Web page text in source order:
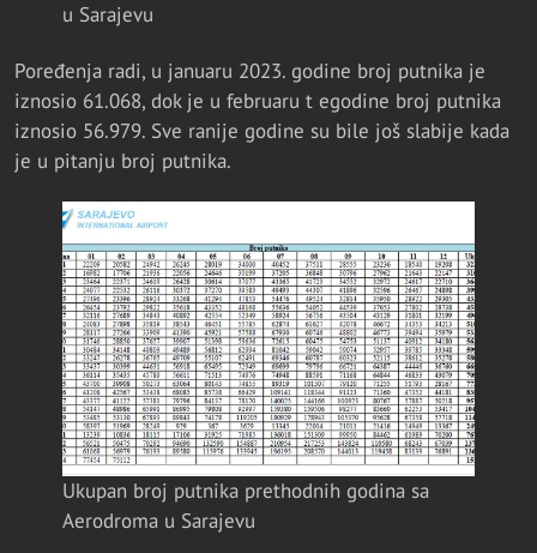
u Sarajevu
Poređenja radi, u januaru 2023. godine broj putnika je
iznosio 61.068, dok je u februaru t egodine broj putnika
iznosio 56.979. Sve ranije godine su bile još slabije kada
je u pitanju broj putnika.
Ukupan broj putnika prethodnih godina sa
Aerodroma u Sarajevu